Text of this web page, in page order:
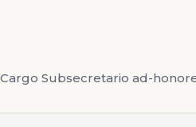
Subsecretario ad-